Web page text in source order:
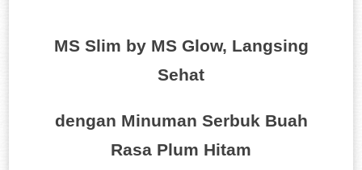
MS Slim by MS Glow, Langsing
Sehat
dengan Minuman Serbuk Buah
Rasa Plum Hitam